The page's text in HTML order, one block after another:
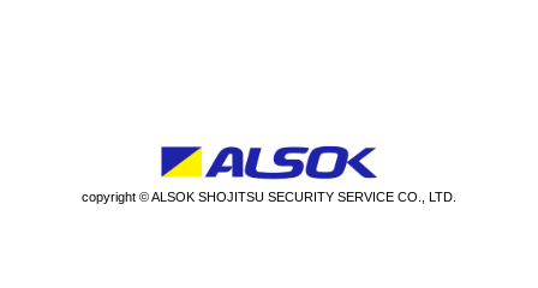
copyright © ALSOK SHOJITSU SECURITY SERVICE CO., LTD.